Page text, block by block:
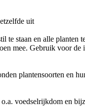
uit
te staan en alle planten
mee. Gebruik voor de
plantensoorten en
voedselrijkdom en